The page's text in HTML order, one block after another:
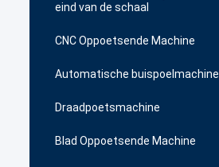
eind van de schaal
CNC Oppoetsende Machine
Automatische buispoelmachine
Draadpoetsmachine
Blad Oppoetsende Machine